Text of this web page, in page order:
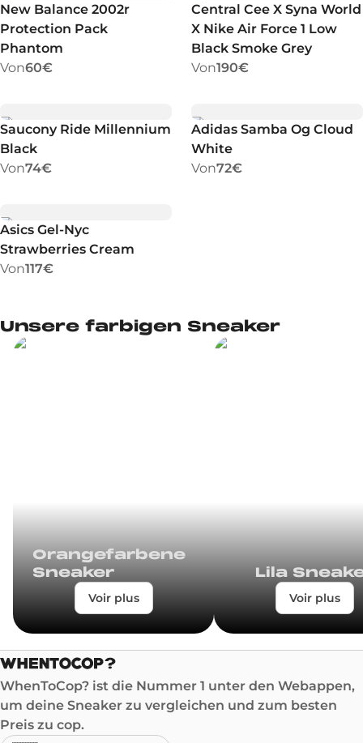
New Balance 2002r
Protection Pack
Phantom
Von60€
Central Cee X Syna World
X Nike Air Force 1 Low
Black Smoke Grey
Von190€
Saucony Ride Millennium
Black
Von74€
Adidas Samba Og Cloud
White
Von72€
Asics Gel-Nyc
Strawberries Cream
Von117€
Unsere farbigen Sneaker
Orangefarbene
Sneaker
Voir plus
Lila
Voir plus
WhenToCop? ist die Nummer 1 unter den Webappen,
um deine Sneaker zu vergleichen und zum besten
Preis zu cop.